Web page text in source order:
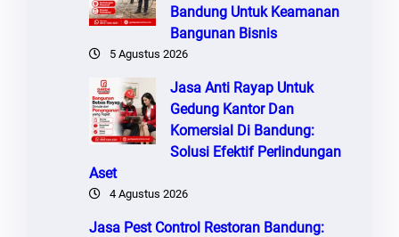
Bandung Untuk Keamanan
Bangunan Bisnis
5 Agustus 2026
Jasa Anti Rayap Untuk
Gedung Kantor Dan
Komersial Di Bandung:
Solusi Efektif Perlindungan
Aset
4 Agustus 2026
Jasa Pest Control Restoran Bandung: